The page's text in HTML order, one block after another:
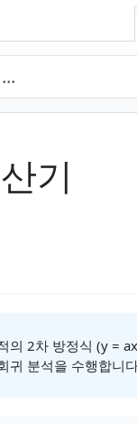
기
의 2차 방정식 (y =
귀 분석을 수행합니